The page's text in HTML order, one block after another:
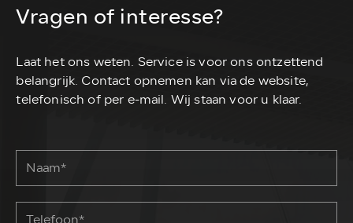
Vragen of interesse?
Laat het ons weten. Service is voor ons ontzettend
belangrijk. Contact opnemen kan via de website,
telefonisch of per e-mail. Wij staan voor u klaar.